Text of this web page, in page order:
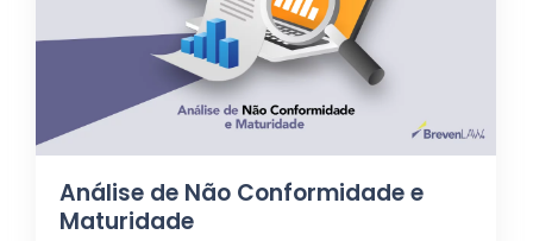
Análise de Não Conformidade e
Maturidade